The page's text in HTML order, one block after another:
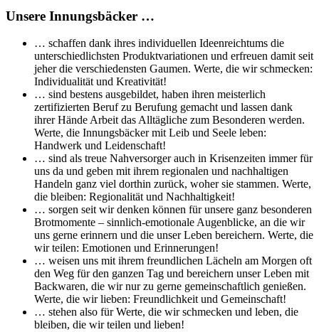
Unsere Innungsbäcker …
… schaffen dank ihres individuellen Ideenreichtums die
unterschiedlichsten Produktvariationen und erfreuen damit seit
jeher die verschiedensten Gaumen. Werte, die wir schmecken:
Individualität und Kreativität!
… sind bestens ausgebildet, haben ihren meisterlich
zertifizierten Beruf zu Berufung gemacht und lassen dank
ihrer Hände Arbeit das Alltägliche zum Besonderen werden.
Werte, die Innungsbäcker mit Leib und Seele leben:
Handwerk und Leidenschaft!
… sind als treue Nahversorger auch in Krisenzeiten immer für
uns da und geben mit ihrem regionalen und nachhaltigen
Handeln ganz viel dorthin zurück, woher sie stammen. Werte,
die bleiben: Regionalität und Nachhaltigkeit!
… sorgen seit wir denken können für unsere ganz besonderen
Brotmomente – sinnlich-emotionale Augenblicke, an die wir
uns gerne erinnern und die unser Leben bereichern. Werte, die
wir teilen: Emotionen und Erinnerungen!
… weisen uns mit ihrem freundlichen Lächeln am Morgen oft
den Weg für den ganzen Tag und bereichern unser Leben mit
Backwaren, die wir nur zu gerne gemeinschaftlich genießen.
Werte, die wir lieben: Freundlichkeit und Gemeinschaft!
… stehen also für Werte, die wir schmecken und leben, die
bleiben, die wir teilen und lieben!